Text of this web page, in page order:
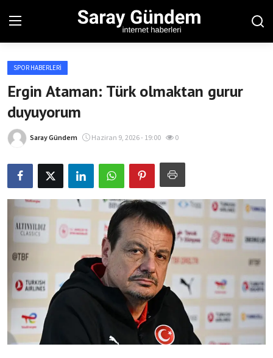
Ana Sayfa
Bölgesel
Son Dakika
Spor Haberleri
Teknoloji Haberleri
Magazin Haberleri
Dünya Haberleri
SPOR HABERLERI
Ergin Ataman: Türk olmaktan gurur
duyuyorum
Saray Gündem Haziran 9, 2026 - 19:00 0